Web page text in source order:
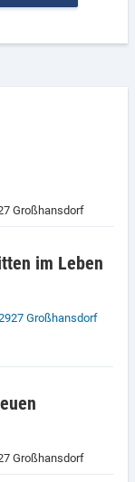
Großhansdorf
im Leben
Großhansdorf
Großhansdorf